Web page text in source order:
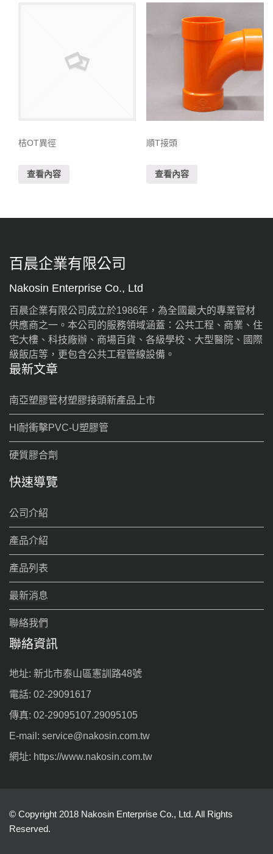
桔OT異徑
查看內容
順T接頭
查看內容
百晨企業有限公司
Nakosin Enterprise Co., Ltd
百晨企業有限公司成立於1986年，為全國最大的專業管材
供應商之一。本公司的服務領域涵蓋：公共工程、商業、住
宅大樓、科技廠辦、商場百貨、各級學校、大型醫院、國際
級飯店等，更包含公共工程管線設備。
最新文章
南亞塑膠管材塑膠接頭新產品上市
HI耐衝擊PVC-U塑膠管
硬質膠合劑
快速導覽
公司介紹
產品介紹
產品列表
最新消息
聯絡我們
聯絡資訊
地址: 新北市泰山區憲訓路48號
電話: 02-29091617
傳真: 02-29095107.29095105
E-mail: service@nakosin.com.tw
網址: https://www.nakosin.com.tw
© Copyright 2018 Nakosin Enterprise Co., Ltd. All Rights
Reserved.